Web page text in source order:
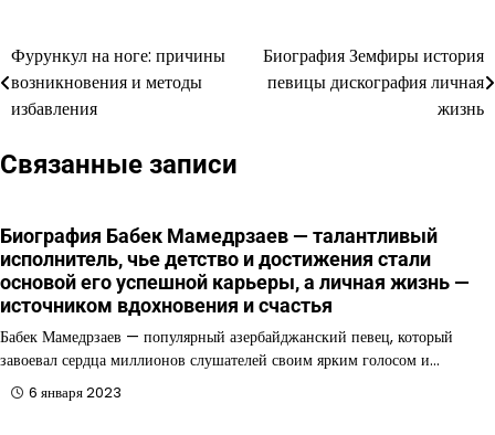
Навигация
по
Фурункул на ноге: причины
возникновения и методы
избавления
Биография Земфиры история
певицы дискография личная
жизнь
Связанные записи
Биография Бабек Мамедрзаев — талантливый
исполнитель, чье детство и достижения стали
основой его успешной карьеры, а личная жизнь —
источником вдохновения и счастья
Бабек Мамедрзаев — популярный азербайджанский певец, который
завоевал сердца миллионов слушателей своим ярким голосом и…
6 января 2023